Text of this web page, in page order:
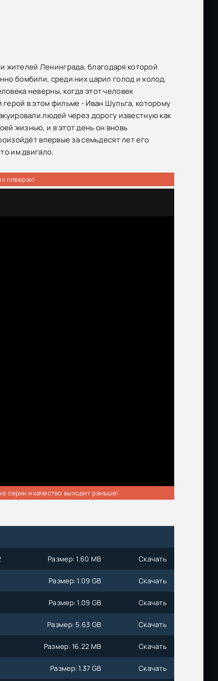
жителей Ленинграда, благодаря которой
бомбили, среди них царил голод и холод,
неверны, когда этот человек
в этом фильме - Иван Шульга, которому
людей через дорогу известную как
жизнью, и в этот день он вновь
впервые за семьдесят лет его
им двигало.
плеерах!
серии и качество выходит раньше!
Размер: 1.60 MB Скачать
Размер: 1.09 GB Скачать
Размер: 1.09 GB Скачать
Размер: 5.63 GB Скачать
Размер: 16.22 MB Скачать
Размер: 1.37 GB Скачать